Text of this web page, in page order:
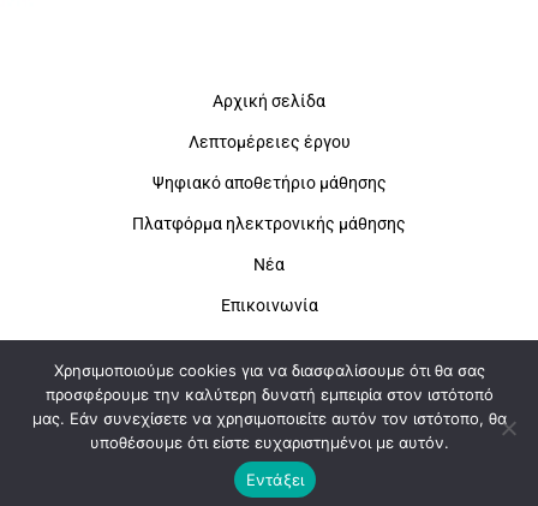
Αρχική σελίδα
Λεπτομέρειες έργου
Ψηφιακό αποθετήριο μάθησης
Πλατφόρμα ηλεκτρονικής μάθησης
Νέα
Επικοινωνία
©2022 Pathfinder+. Όλα τα δικαιώματα διατηρούνται.
Χρησιμοποιούμε cookies για να διασφαλίσουμε ότι θα σας
προσφέρουμε την καλύτερη δυνατή εμπειρία στον ιστότοπό
μας. Εάν συνεχίσετε να χρησιμοποιείτε αυτόν τον ιστότοπο, θα
υποθέσουμε ότι είστε ευχαριστημένοι με αυτόν.
Εντάξει